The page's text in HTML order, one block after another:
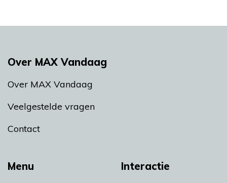
Menu Interactie
Over MAX Vandaag
Over MAX Vandaag
Veelgestelde vragen
Contact